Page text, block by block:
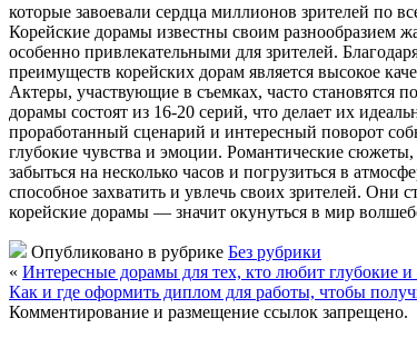
которые завоевали сердца миллионов зрителей
Корейские дорамы известны своим разнообразием
особенно привлекательными для зрителей.
преимуществ корейских дорам является высокое
Актеры, участвующие в съемках, часто становятся
дорамы состоят из 16-20 серий, что делает их
проработанный сценарий и интересный поворот
глубокие чувства и эмоции. Романтические
забыться на несколько часов и погрузиться в
способное захватить и увлечь своих зрителей. Они
корейские дорамы — значит окунуться в мир
Опубликовано в рубрике Без рубрики
« Интересные дорамы для тех, кто любит глубокие
Как и где оформить диплом для работы, чтобы
Комментирование и размещение ссылок запрещено.